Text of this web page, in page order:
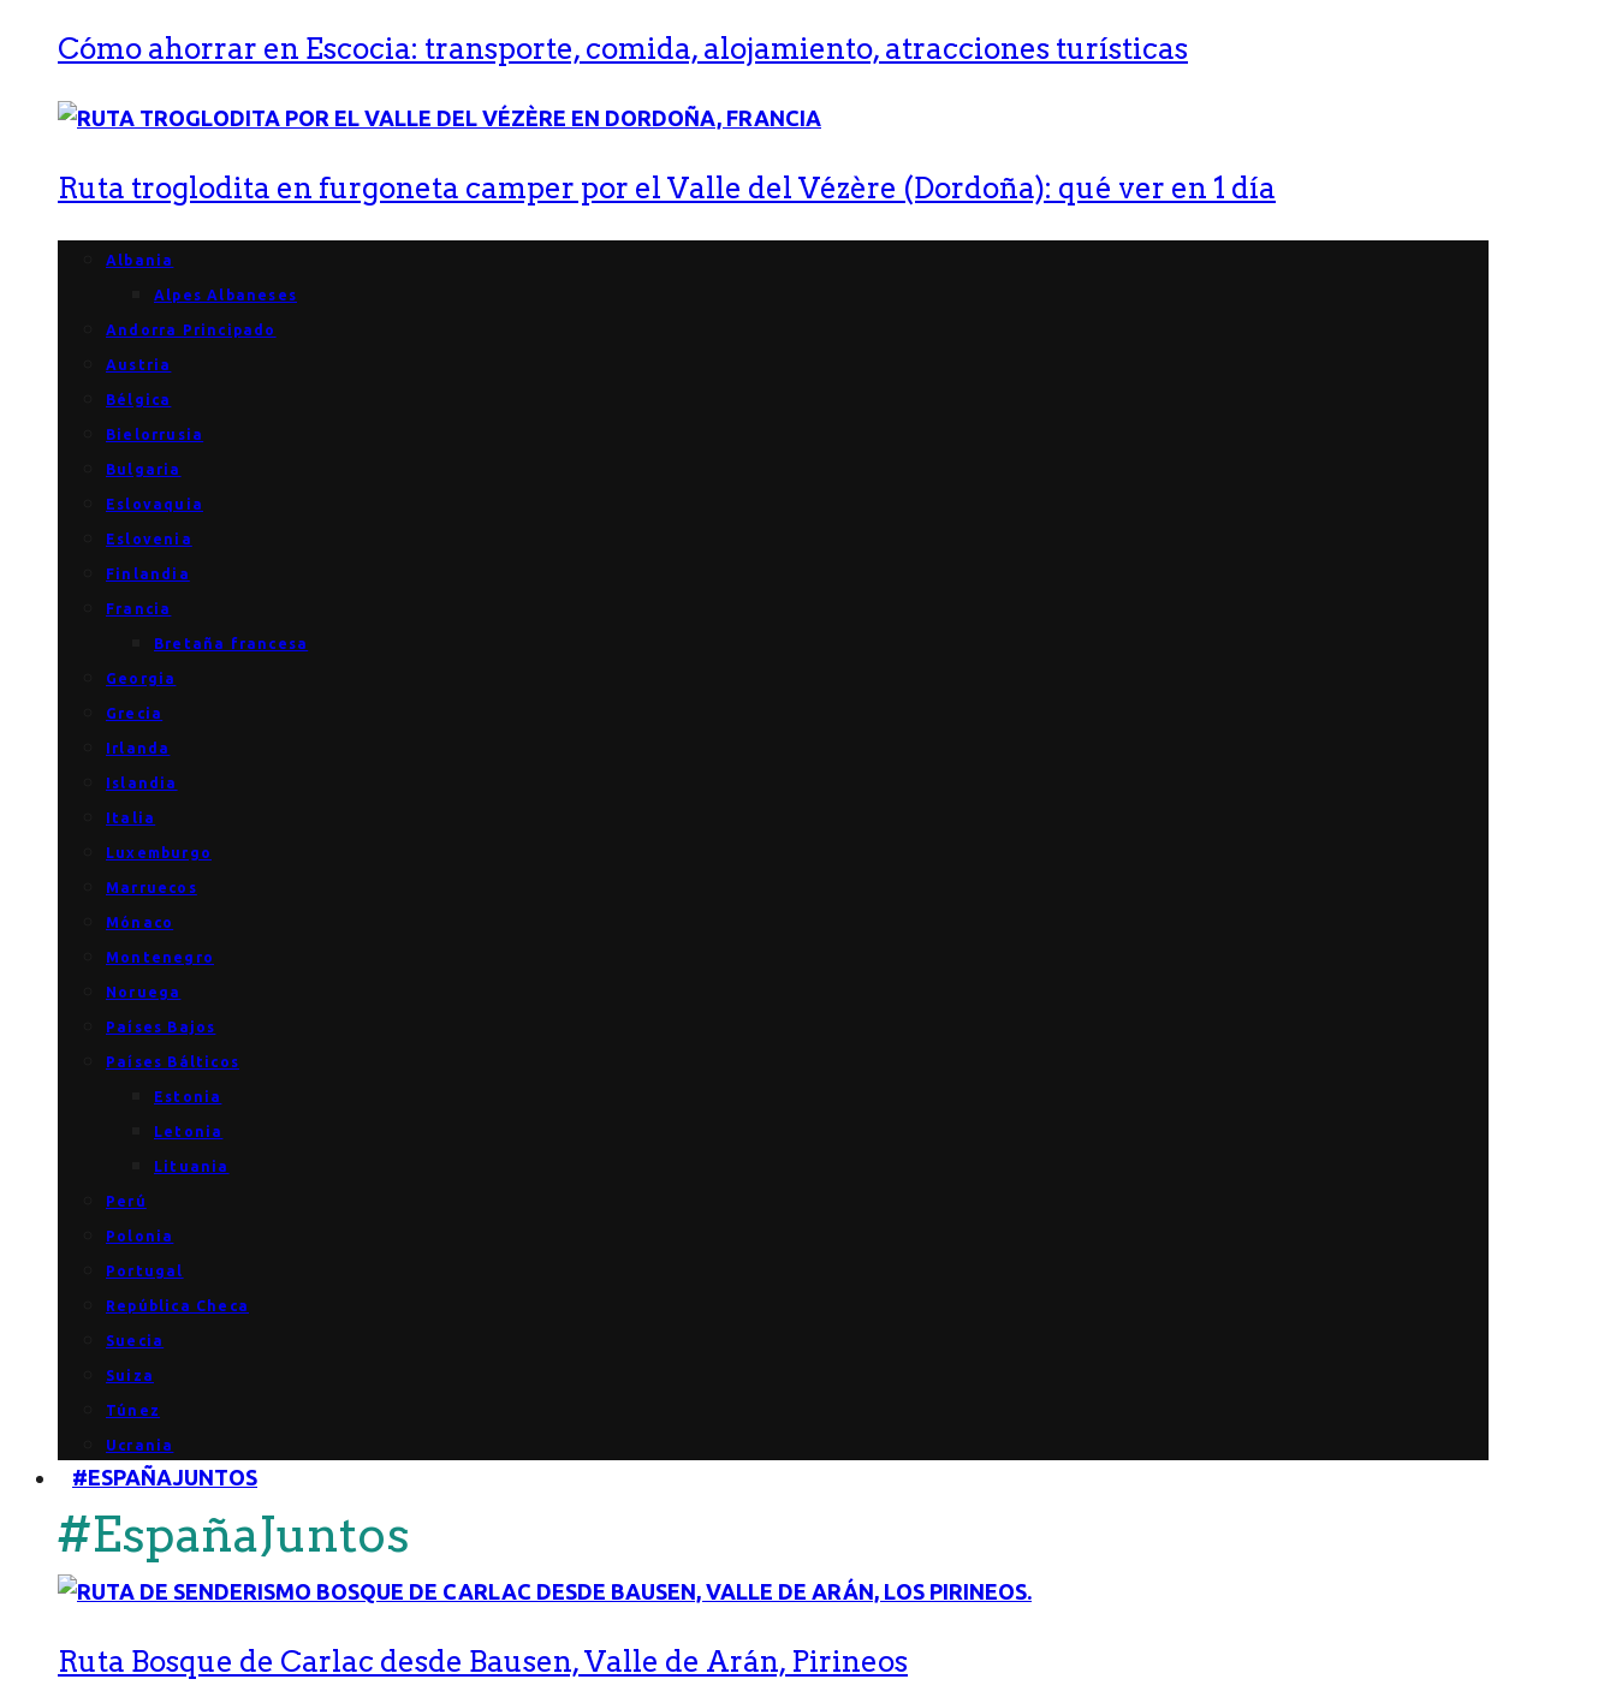
Cómo ahorrar en Escocia: transporte, comida, alojamiento, atracciones turísticas
Ruta troglodita en furgoneta camper por el Valle del Vézère (Dordoña): qué ver en 1 día
Albania
Alpes Albaneses
Andorra Principado
Austria
Bélgica
Bielorrusia
Bulgaria
Eslovaquia
Eslovenia
Finlandia
Francia
Bretaña francesa
Georgia
Grecia
Irlanda
Islandia
Italia
Luxemburgo
Marruecos
Mónaco
Montenegro
Noruega
Países Bajos
Países Bálticos
Estonia
Letonia
Lituania
Perú
Polonia
Portugal
República Checa
Suecia
Suiza
Túnez
Ucrania
#ESPAÑAJUNTOS
#EspañaJuntos
Ruta Bosque de Carlac desde Bausen, Valle de Arán, Pirineos